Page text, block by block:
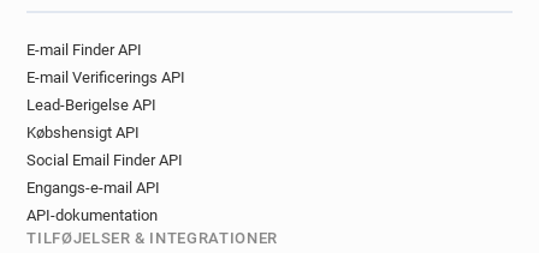
E-mail Finder API
E-mail Verificerings API
Lead-Berigelse API
Købshensigt API
Social Email Finder API
Engangs-e-mail API
API-dokumentation
TILFØJELSER & INTEGRATIONER